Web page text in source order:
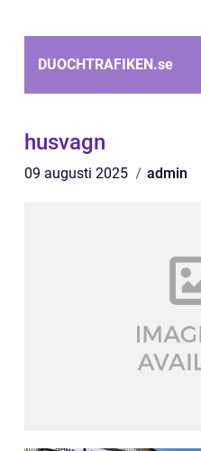
DUOCHTRAFIKEN.se
husvagn
09 augusti 2025 admin